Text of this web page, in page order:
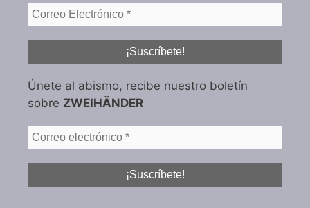
Únete al abismo, recibe nuestro boletín
sobre ZWEIHÄNDER